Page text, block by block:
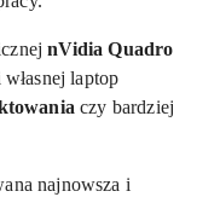
nVidia Quadro
laptop
czy bardziej
najnowsza i